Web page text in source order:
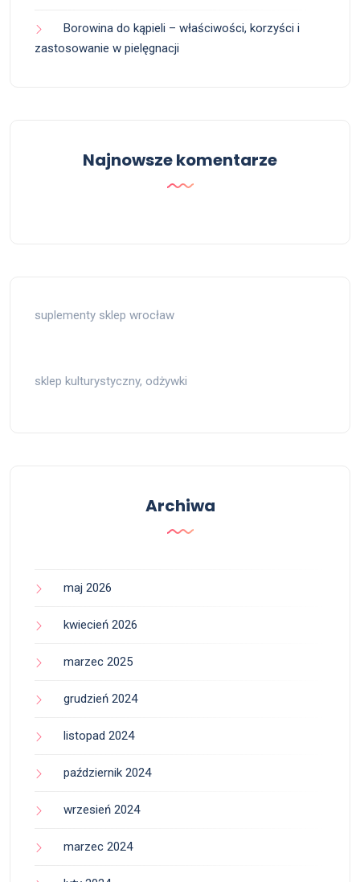
Borowina do kąpieli – właściwości, korzyści i
zastosowanie w pielęgnacji
Najnowsze komentarze
suplementy sklep wrocław
sklep kulturystyczny, odżywki
Archiwa
maj 2026
kwiecień 2026
marzec 2025
grudzień 2024
listopad 2024
październik 2024
wrzesień 2024
marzec 2024